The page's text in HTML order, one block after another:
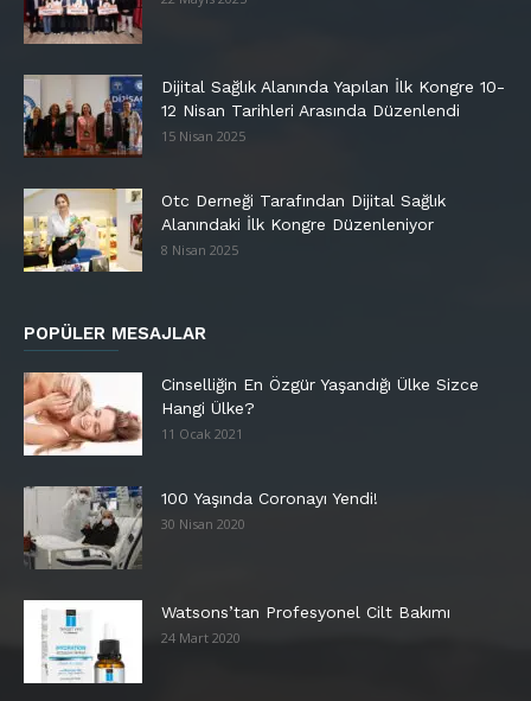
Dijital Sağlık Alanında Yapılan İlk Kongre 10-
12 Nisan Tarihleri Arasında Düzenlendi
15 Nisan 2025
Otc Derneği Tarafından Dijital Sağlık
Alanındaki İlk Kongre Düzenleniyor
8 Nisan 2025
POPÜLER MESAJLAR
Cinselliğin En Özgür Yaşandığı Ülke Sizce
Hangi Ülke?
11 Ocak 2021
100 Yaşında Coronayı Yendi!
30 Nisan 2020
Watsons’tan Profesyonel Cilt Bakımı
24 Mart 2020